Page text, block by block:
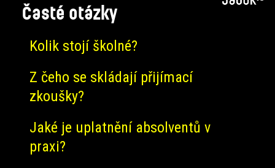
Časté otázky
Kolik stojí školné?
Z čeho se skládají přijímací
zkoušky?
Jaké je uplatnění absolventů v
praxi?